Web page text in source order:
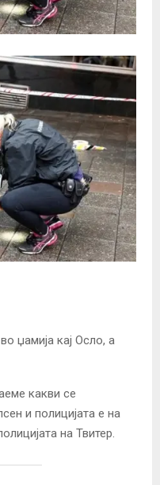
џамија кај Осло, а
какви се
и полицијата е на
на Твитер.